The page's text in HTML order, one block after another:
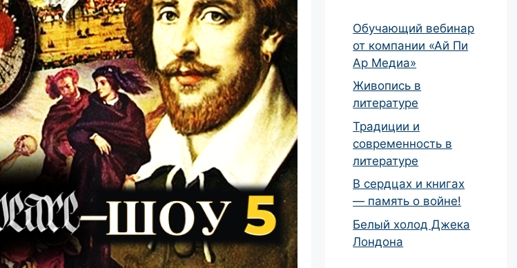
Обучающий вебинар
от компании «Ай Пи
Ар Медиа»
Живопись в
литературе
Традиции и
современность в
литературе
В сердцах и книгах
— память о войне!
Белый холод Джека
Лондона